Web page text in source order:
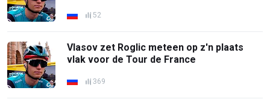
52
Vlasov zet Roglic meteen op z'n plaats
vlak voor de Tour de France
369